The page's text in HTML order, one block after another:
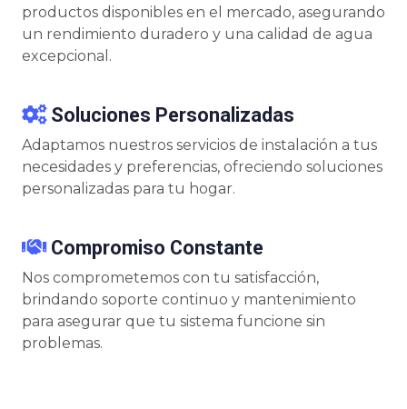
productos disponibles en el mercado, asegurando
un rendimiento duradero y una calidad de agua
excepcional.
Soluciones Personalizadas
Adaptamos nuestros servicios de instalación a tus
necesidades y preferencias, ofreciendo soluciones
personalizadas para tu hogar.
Compromiso Constante
Nos comprometemos con tu satisfacción,
brindando soporte continuo y mantenimiento
para asegurar que tu sistema funcione sin
problemas.